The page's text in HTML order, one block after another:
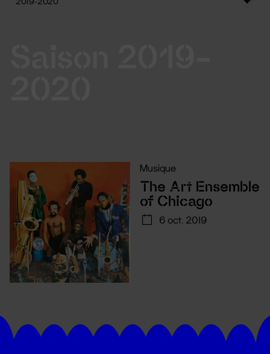
Musique
The Art Ensemble
of Chicago
6 oct. 2019